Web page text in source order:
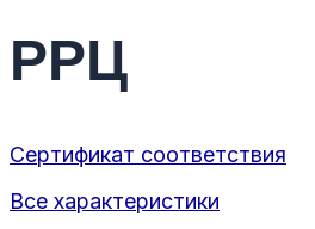
РРЦ
Сертификат соответствия
Все характеристики